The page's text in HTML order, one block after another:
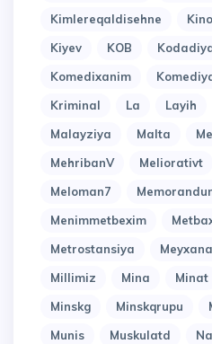
Kimlereqaldisehne
Kiyev
KOB
Komedixanim
Kriminal
La Layih
Malayziya
Malta
MehribanV
Meliorativt
Meloman7
Menimmetbexim
Metrostansiya
Meyxana
Millimiz
Mina Minat
Minskg
Minskqrupu
Munis
Muskulatd